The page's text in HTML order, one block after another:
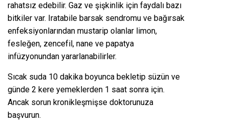
rahatsız edebilir. Gaz ve şişkinlik için faydalı bazı
bitkiler var. Iratabile barsak sendromu ve bağırsak
enfeksiyonlarından mustarip olanlar limon,
fesleğen, zencefil, nane ve papatya
infüzyonundan yararlanabilirler.
Sıcak suda 10 dakika boyunca bekletip süzün ve
günde 2 kere yemeklerden 1 saat sonra için.
Ancak sorun kronikleşmişse doktorunuza
başvurun.